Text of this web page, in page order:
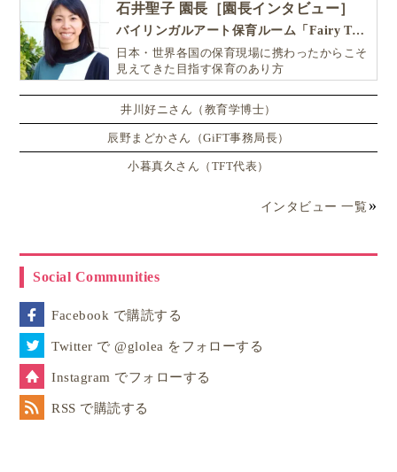
石井聖子 園長［園長インタビュー］
バイリンガルアート保育ルーム「Fairy Tale（フェアリーテイル）」
日本・世界各国の保育現場に携わったからこそ
見えてきた目指す保育のあり方
井川好ニさん（教育学博士）
辰野まどかさん（GiFT事務局長）
小暮真久さん（TFT代表）
インタビュー 一覧
Social Communities
Facebook で購読する
Twitter で @glolea をフォローする
Instagram でフォローする
RSS で購読する